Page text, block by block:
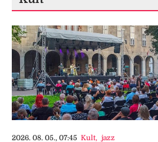
2026. 08. 05., 07:45 Kult, jazz